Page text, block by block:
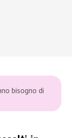
bisogno di